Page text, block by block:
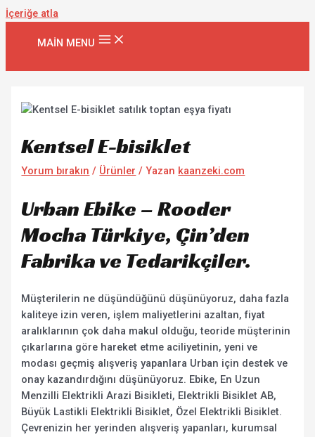
İçeriğe atla
MAIN MENU
Kentsel E-bisiklet
Yorum bırakın / Ürünler / Yazan kaanzeki.com
Urban Ebike – Rooder
Mocha Türkiye, Çin’den
Fabrika ve Tedarikçiler.
Müşterilerin ne düşündüğünü düşünüyoruz, daha fazla
kaliteye izin veren, işlem maliyetlerini azaltan, fiyat
aralıklarının çok daha makul olduğu, teoride müşterinin
çıkarlarına göre hareket etme aciliyetinin, yeni ve
modası geçmiş alışveriş yapanlara Urban için destek ve
onay kazandırdığını düşünüyoruz. Ebike, En Uzun
Menzilli Elektrikli Arazi Bisikleti, Elektrikli Bisiklet AB,
Büyük Lastikli Elektrikli Bisiklet, Özel Elektrikli Bisiklet.
Çevrenizin her yerinden alışveriş yapanları, kurumsal